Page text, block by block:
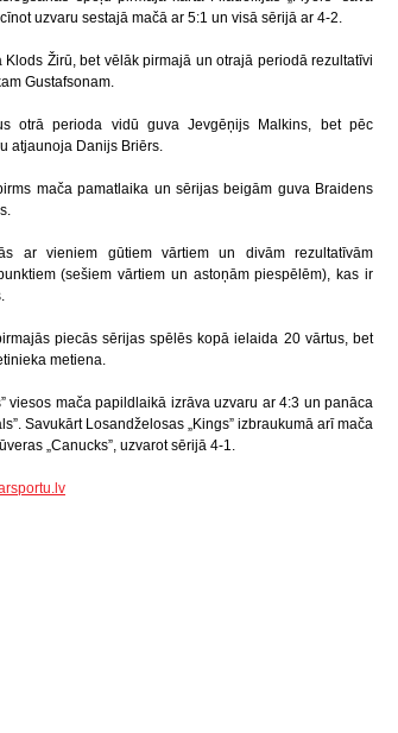
uzvaru sestajā mačā ar 5:1 un visā sērijā ar 4-2.
Žirū, bet vēlāk pirmajā un otrajā periodā rezultatīvi
Gustafsonam.
otrā perioda vidū guva Jevgēņijs Malkins, bet pēc
atjaunoja Danijs Briērs.
mača pamatlaika un sērijas beigām guva Braidens
ar vieniem gūtiem vārtiem un divām rezultatīvām
(sešiem vārtiem un astoņām piespēlēm), kas ir
piecās sērijas spēlēs kopā ielaida 20 vārtus, bet
metiena.
viesos mača papildlaikā izrāva uzvaru ar 4:3 un panāca
Savukārt Losandželosas „Kings” izbraukumā arī mača
„Canucks”, uzvarot sērijā 4-1.